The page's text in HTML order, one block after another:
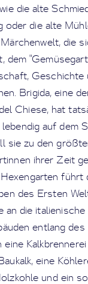
die alte
oder die alte
die
dem
Geschichte
Brigida, eine
Chiese, hat
auf dem
sie zu den
ihrer Zeit
führt
des Ersten
an die
entlang des
eine
eine
und ein